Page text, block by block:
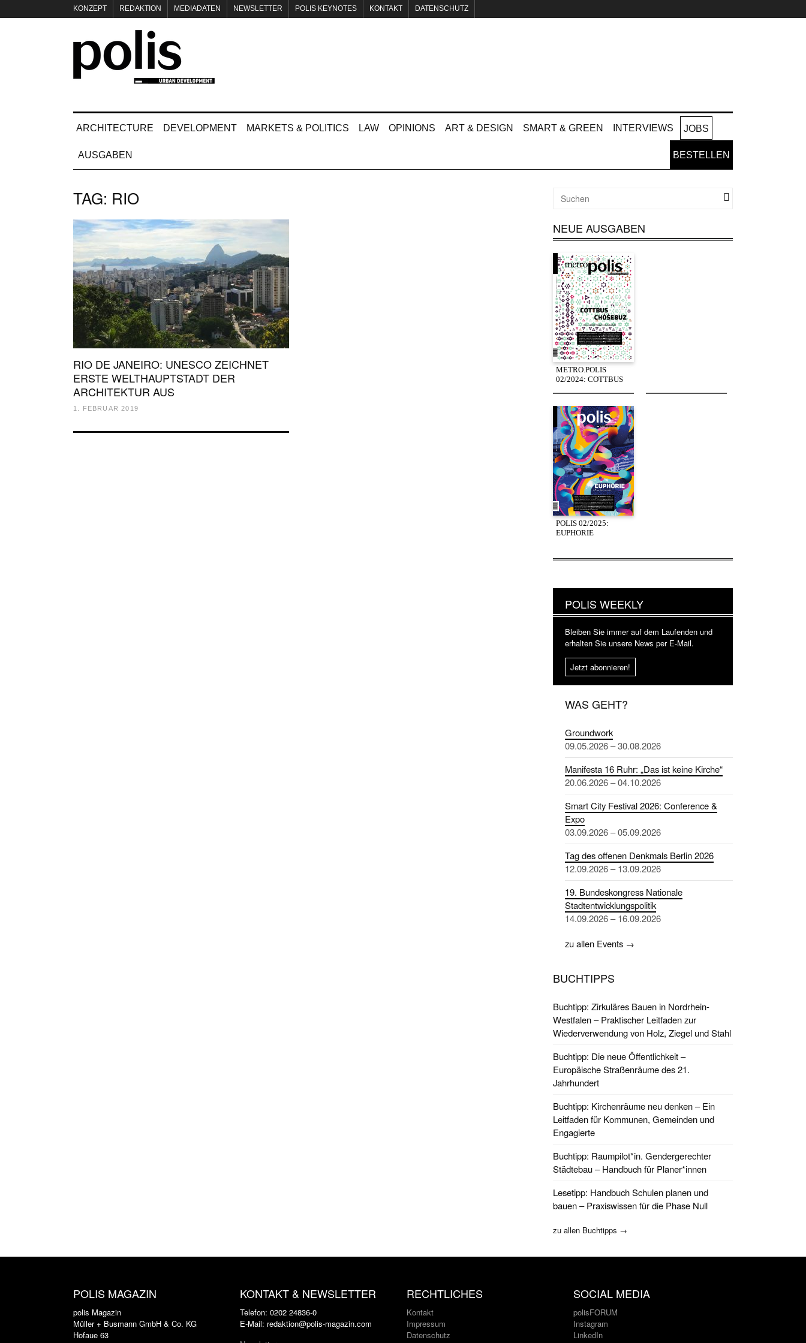
KONZEPT REDAKTION MEDIADATEN NEWSLETTER POLIS KEYNOTES KONTAKT DATENSCHUTZ
ARCHITECTURE DEVELOPMENT MARKETS & POLITICS LAW OPINIONS ART & DESIGN SMART & GREEN INTERVIEWS JOBS
AUSGABEN BESTELLEN
TAG: RIO
RIO DE JANEIRO: UNESCO ZEICHNET
ERSTE WELTHAUPTSTADT DER
ARCHITEKTUR AUS
1. FEBRUAR 2019
NEUE AUSGABEN
METRO.POLIS
02/2024: COTTBUS
POLIS 02/2025:
EUPHORIE
POLIS WEEKLY
Bleiben Sie immer auf dem Laufenden und
erhalten Sie unsere News per E-Mail.
Jetzt abonnieren!
WAS GEHT?
Groundwork
09.05.2026 – 30.08.2026
Manifesta 16 Ruhr: „Das ist keine Kirche“
20.06.2026 – 04.10.2026
Smart City Festival 2026: Conference &
Expo
03.09.2026 – 05.09.2026
Tag des offenen Denkmals Berlin 2026
12.09.2026 – 13.09.2026
19. Bundeskongress Nationale
Stadtentwicklungspolitik
14.09.2026 – 16.09.2026
zu allen Events →
BUCHTIPPS
Buchtipp: Zirkuläres Bauen in Nordrhein-
Westfalen – Praktischer Leitfaden zur
Wiederverwendung von Holz, Ziegel und Stahl
Buchtipp: Die neue Öffentlichkeit –
Europäische Straßenräume des 21.
Jahrhundert
Buchtipp: Kirchenräume neu denken – Ein
Leitfaden für Kommunen, Gemeinden und
Engagierte
Buchtipp: Raumpilot*in. Gendergerechter
Städtebau – Handbuch für Planer*innen
Lesetipp: Handbuch Schulen planen und
bauen – Praxiswissen für die Phase Null
zu allen Buchtipps →
POLIS MAGAZIN
polis Magazin
Müller + Busmann GmbH & Co. KG
Hofaue 63
KONTAKT & NEWSLETTER
Telefon: 0202 24836-0
E-Mail: redaktion@polis-magazin.com
RECHTLICHES
Kontakt
Impressum
Datenschutz
SOCIAL MEDIA
polisFORUM
Instagram
LinkedIn